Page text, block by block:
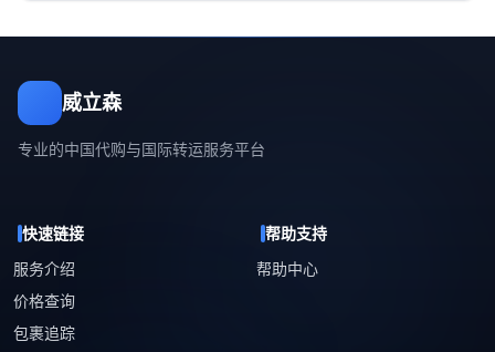
威立森
专业的中国代购与国际转运服务平台
快速链接
服务介绍
价格查询
包裹追踪
帮助支持
帮助中心